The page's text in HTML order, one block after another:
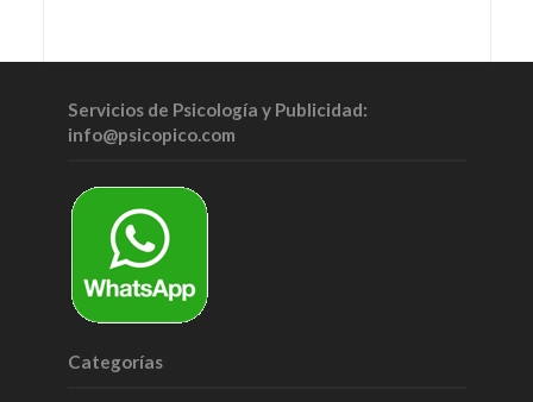
Servicios de Psicología y Publicidad:
info@psicopico.com
Categorías